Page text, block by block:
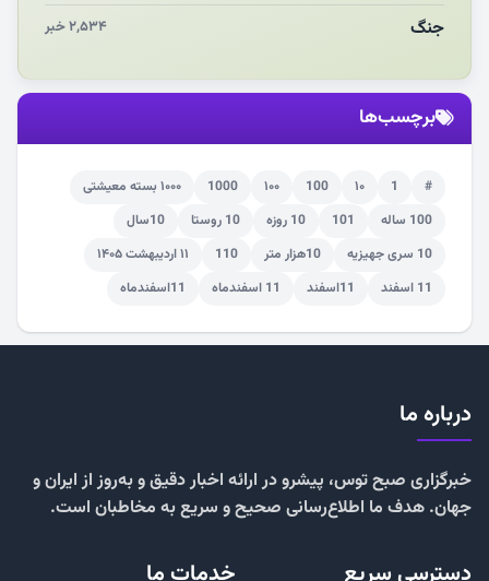
جنگ ۲,۵۳۴ خبر
برچسب‌ها
#
1 ۱۰ 100 ۱۰۰ 1000
۱۰۰۰ بسته معیشتی
100 ساله
101 10 روزه 10 روستا
10سال
10 سری جهیزیه
10هزار متر 110
۱۱ اردیبهشت ۱۴۰۵
11 اسفند
11اسفند 11 اسفندماه 11اسفندماه
درباره ما
خبرگزاری صبح توس، پیشرو در ارائه اخبار دقیق و به‌روز از ایران و
جهان. هدف ما اطلاع‌رسانی صحیح و سریع به مخاطبان است.